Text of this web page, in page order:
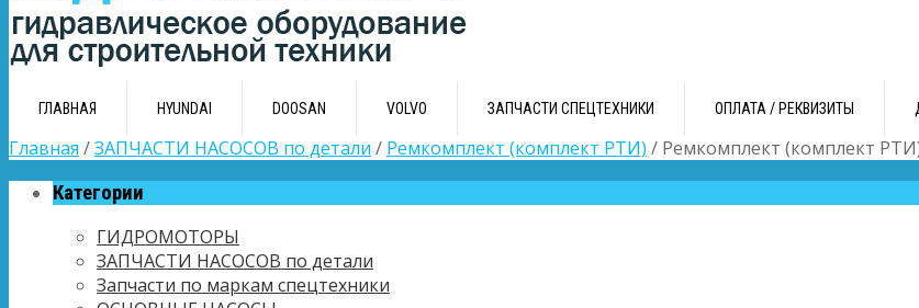
ГЛАВНАЯ HYUNDAI DOOSAN VOLVO ЗАПЧАСТИ СПЕЦТЕХНИКИ ОПЛАТА / РЕКВИЗИТЫ
Главная /ЗАПЧАСТИ НАСОСОВ по детали / Ремкомплект (комплект РТИ) / Ремкомплект (комплект
Категории
ГИДРОМОТОРЫ
ЗАПЧАСТИ НАСОСОВ по детали
Запчасти по маркам спецтехники